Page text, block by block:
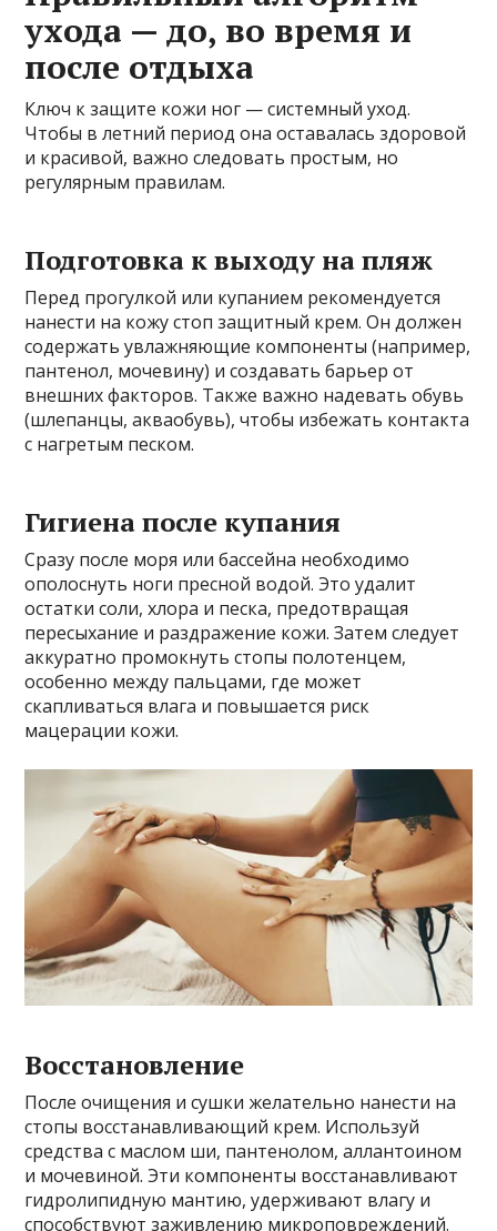
ухода — до, во время и
после отдыха
Ключ к защите кожи ног — системный уход.
Чтобы в летний период она оставалась здоровой
и красивой, важно следовать простым, но
регулярным правилам.
Подготовка к выходу на пляж
Перед прогулкой или купанием рекомендуется
нанести на кожу стоп защитный крем. Он должен
содержать увлажняющие компоненты (например,
пантенол, мочевину) и создавать барьер от
внешних факторов. Также важно надевать обувь
(шлепанцы, акваобувь), чтобы избежать контакта
с нагретым песком.
Гигиена после купания
Сразу после моря или бассейна необходимо
ополоснуть ноги пресной водой. Это удалит
остатки соли, хлора и песка, предотвращая
пересыхание и раздражение кожи. Затем следует
аккуратно промокнуть стопы полотенцем,
особенно между пальцами, где может
скапливаться влага и повышается риск
мацерации кожи.
Восстановление
После очищения и сушки желательно нанести на
стопы восстанавливающий крем. Используй
средства с маслом ши, пантенолом, аллантоином
и мочевиной. Эти компоненты восстанавливают
гидролипидную мантию, удерживают влагу и
способствуют заживлению микроповреждений.